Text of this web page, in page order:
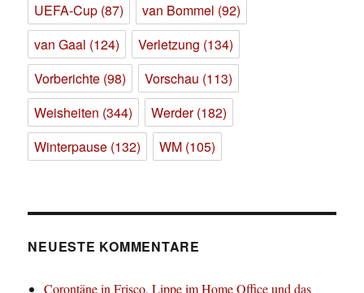
UEFA-Cup (87) van Bommel (92)
van Gaal (124) Verletzung (134)
Vorberichte (98) Vorschau (113)
Weisheiten (344) Werder(182)
Winterpause (132) WM (105)
NEUESTE KOMMENTARE
Corontäne in Frisco, Lippe im Home Office und das